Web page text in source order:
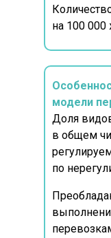
на 100 000
модели
Доля
в общем
по